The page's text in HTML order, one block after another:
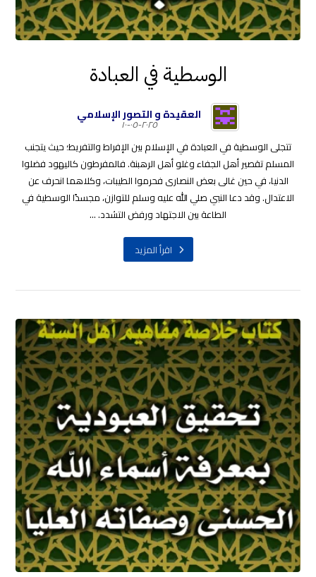
الوسطية في العبادة
العقيدة و التصور الإسلامي
٢٠٢٥-٠٥-١٠
تتجلى الوسطية في العبادة في الإسلام بين الإفراط والتفريط؛ حيث يتجنب
المسلم تقصير أهل الجفاء وغلو أهل الرهبنة. فالمفرطون كاليهود فضلوا
الدنيا، في حين غالى بعض النصارى فحرموا الطيبات، وكلاهما انحرف عن
الاعتدال. وقد دعا النبي صلي الله عليه وسلم للتوازن، مجسدًا الوسطية في
الطاعة بين الاجتهاد ورفض التشدد. ...
اقرأ المزيد